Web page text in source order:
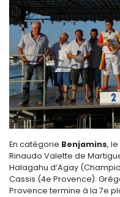
En catégorie Benjamins,
Rinaudo Valette de
Halagahu d’Agay
Cassis (4e Provence).
Provence termine à la 7e